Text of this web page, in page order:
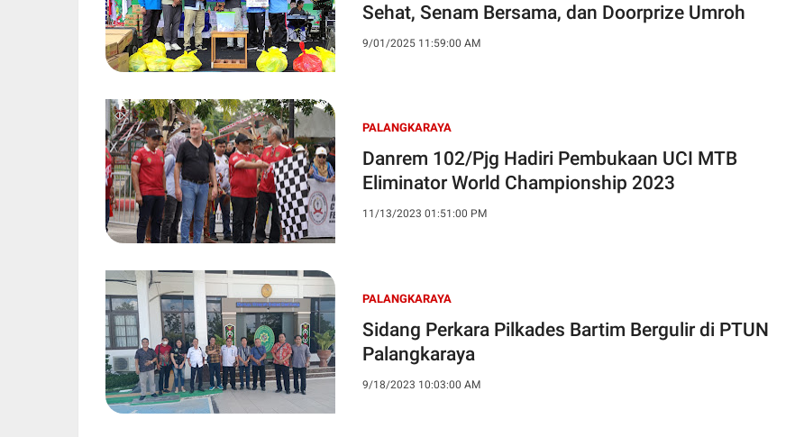
Sehat, Senam Bersama, dan Doorprize Umroh
9/01/2025 11:59:00 AM
PALANGKARAYA
Danrem 102/Pjg Hadiri Pembukaan UCI MTB
Eliminator World Championship 2023
11/13/2023 01:51:00 PM
PALANGKARAYA
Sidang Perkara Pilkades Bartim Bergulir di PTUN
Palangkaraya
9/18/2023 10:03:00 AM